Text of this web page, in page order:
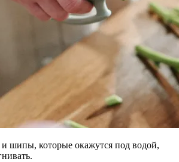
и шипы, которые окажутся под водой,